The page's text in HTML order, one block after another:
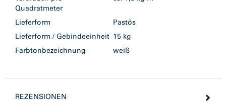
Quadratmeter
Lieferform
Pastös
Lieferform / Gebindeeinheit 15 kg
Farbtonbezeichnung
weiß
REZENSIONEN